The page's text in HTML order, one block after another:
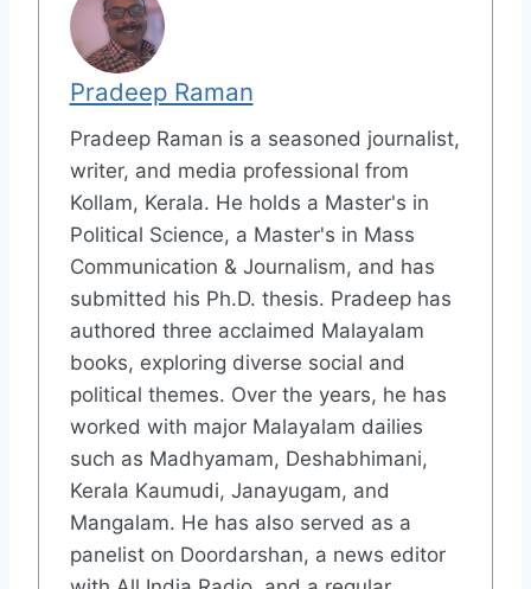
Pradeep Raman
Pradeep Raman is a seasoned journalist,
writer, and media professional from
Kollam, Kerala. He holds a Master's in
Political Science, a Master's in Mass
Communication & Journalism, and has
submitted his Ph.D. thesis. Pradeep has
authored three acclaimed Malayalam
books, exploring diverse social and
political themes. Over the years, he has
worked with major Malayalam dailies
such as Madhyamam, Deshabhimani,
Kerala Kaumudi, Janayugam, and
Mangalam. He has also served as a
panelist on Doordarshan, a news editor